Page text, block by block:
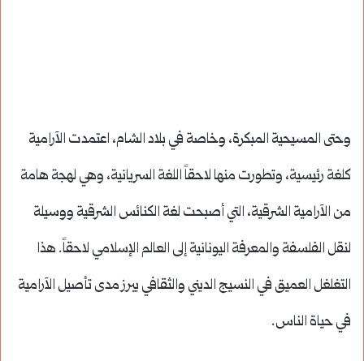
وحتى المسيحية المبكرة، وخاصة في بلاد الشام، اعتمدت الآرامية
كلغة رئيسية، وتطورت منها لاحقاً اللغة السريانية، وهي لهجة هامة
من الآرامية الشرقية، التي أصبحت لغة الكنائس الشرقية ووسيلة
لنقل الفلسفة والمعرفة اليونانية إلى العالم الإسلامي لاحقاً. هذا
التغلغل العميق في النسيج الديني والثقافي يبرز مدى تأصيل الآرامية
في حياة الناس.